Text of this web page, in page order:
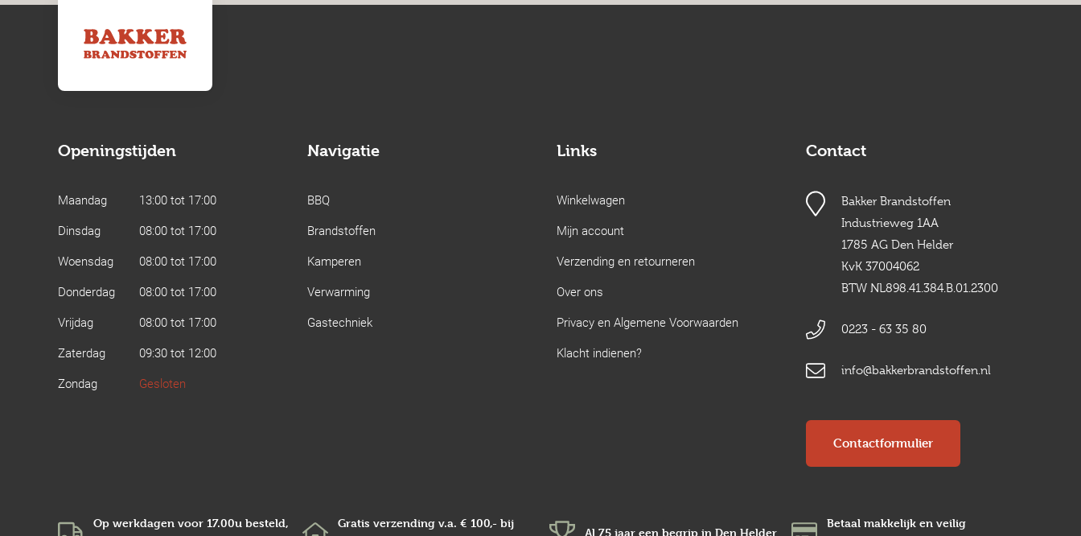
Openingstijden
Maandag
13:00 tot 17:00
Dinsdag
08:00 tot 17:00
Woensdag
08:00 tot 17:00
Donderdag
08:00 tot 17:00
Vrijdag
08:00 tot 17:00
Zaterdag
09:30 tot 12:00
Zondag
Gesloten
Navigatie
BBQ
Brandstoffen
Kamperen
Verwarming
Gastechniek
Links
Winkelwagen
Mijn account
Verzending en retourneren
Over ons
Privacy en Algemene Voorwaarden
Klacht indienen?
Contact
Bakker Brandstoffen
Industrieweg 1AA
1785 AG Den Helder
KvK 37004062
BTW NL898.41.384.B.01.2300
0223 - 63 35 80
info@bakkerbrandstoffen.nl
Contactformulier
Op werkdagen voor 17.00u besteld,
Gratis verzending v.a. € 100,- bij
Al 75 jaar een begrip in Den Helder
Betaal makkelijk en veilig